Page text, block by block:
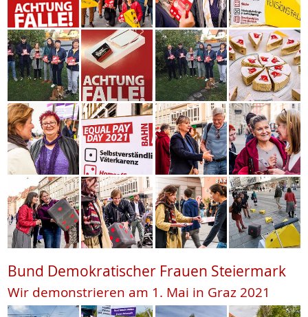
Bund Demokratischer Frauen Steiermark
Wir demonstrieren am 1. Mai in Graz 2021